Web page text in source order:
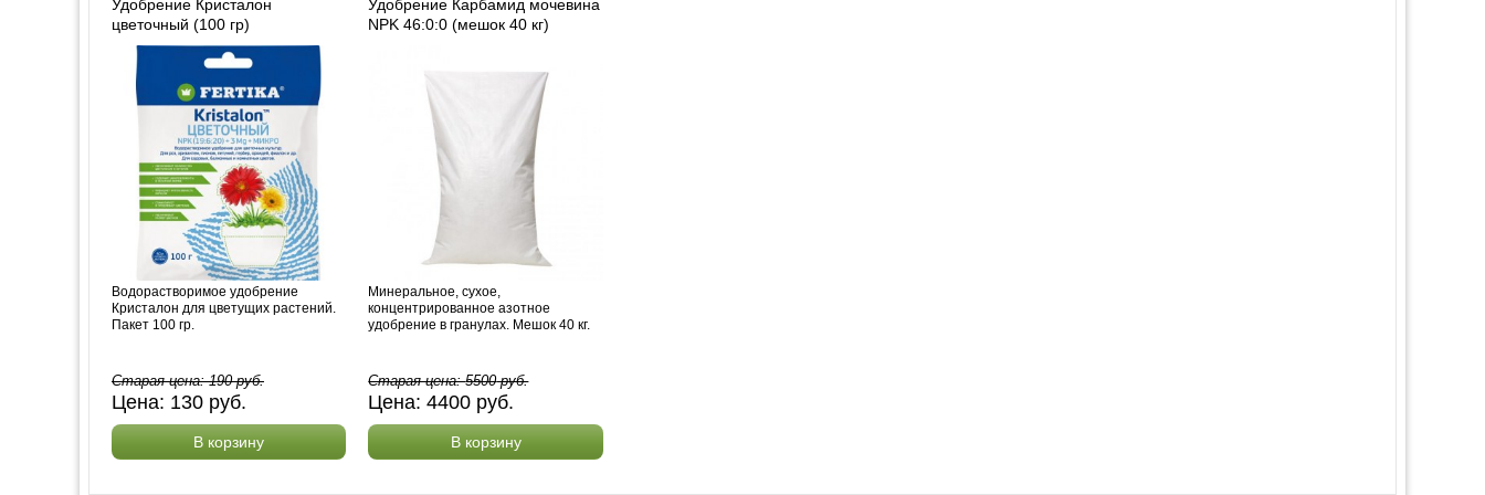
Удобрение Кристалон
цветочный (100 гр)
Водорастворимое удобрение
Кристалон для цветущих растений.
Пакет 100 гр.
Старая цена:190руб.
Цена: 130 руб.
В корзину
Удобрение Карбамид мочевина
NPK 46:0:0 (мешок 40 кг)
Минеральное, сухое,
концентрированное азотное
удобрение в гранулах. Мешок 40 кг.
Старая цена:5500руб.
Цена:4400 руб.
В корзину